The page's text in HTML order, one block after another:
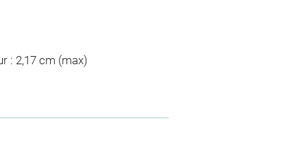
: 2,17 cm (max)